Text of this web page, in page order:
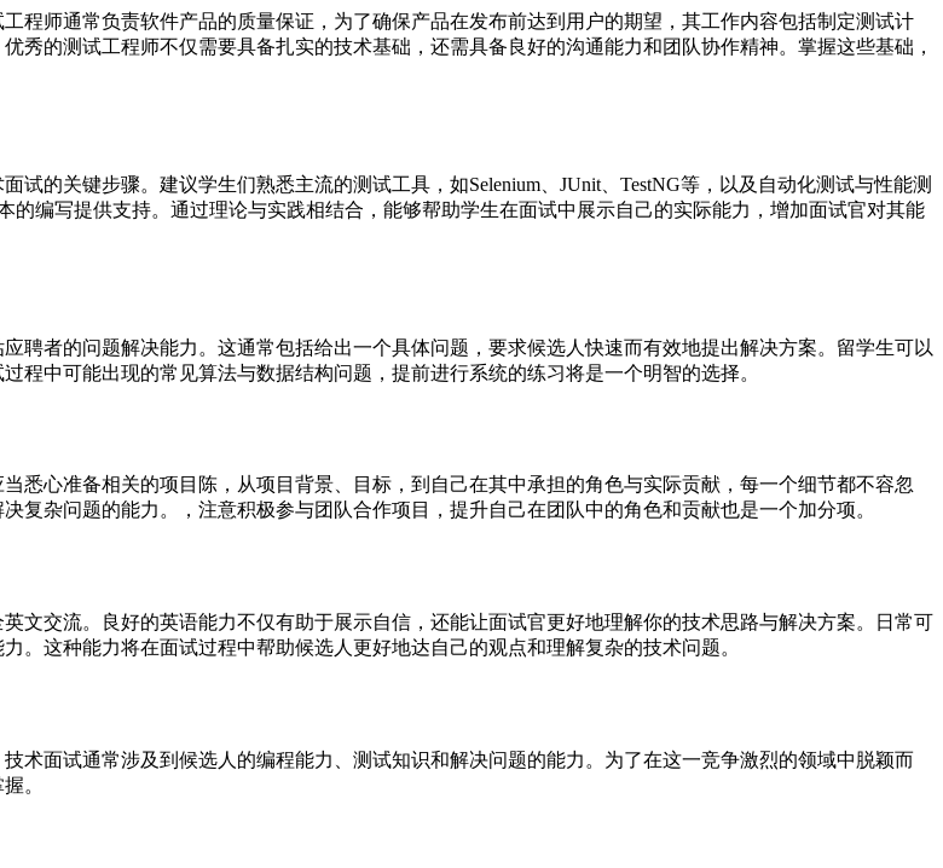
程师通常负责软件产品的质量保证，为了确保产品在发布前达到用户的期望，其工作内容包括制定测试计
秀的测试工程师不仅需要具备扎实的技术基础，还需具备良好的沟通能力和团队协作精神。掌握这些基础，
的关键步骤。建议学生们熟悉主流的测试工具，如Selenium、JUnit、TestNG等，以及自动化测试与性能测
的编写提供支持。通过理论与实践相结合，能够帮助学生在面试中展示自己的实际能力，增加面试官对其能
聘者的问题解决能力。这通常包括给出一个具体问题，要求候选人快速而有效地提出解决方案。留学生可以
中可能出现的常见算法与数据结构问题，提前进行系统的练习将是一个明智的选择。
悉心准备相关的项目陈，从项目背景、目标，到自己在其中承担的角色与实际贡献，每一个细节都不容忽
杂问题的能力。，注意积极参与团队合作项目，提升自己在团队中的角色和贡献也是一个加分项。
文交流。良好的英语能力不仅有助于展示自信，还能让面试官更好地理解你的技术思路与解决方案。日常可
。这种能力将在面试过程中帮助候选人更好地达自己的观点和理解复杂的技术问题。
术面试通常涉及到候选人的编程能力、测试知识和解决问题的能力。为了在这一竞争激烈的领域中脱颖而
。